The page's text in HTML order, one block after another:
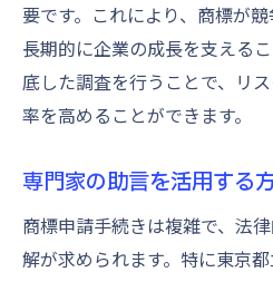
要です。これにより、商標が
長期的に企業の成長を支える
底した調査を行うことで、リ
率を高めることができます。
専門家の助言を活用する
商標申請手続きは複雑で、法
解が求められます。特に東京